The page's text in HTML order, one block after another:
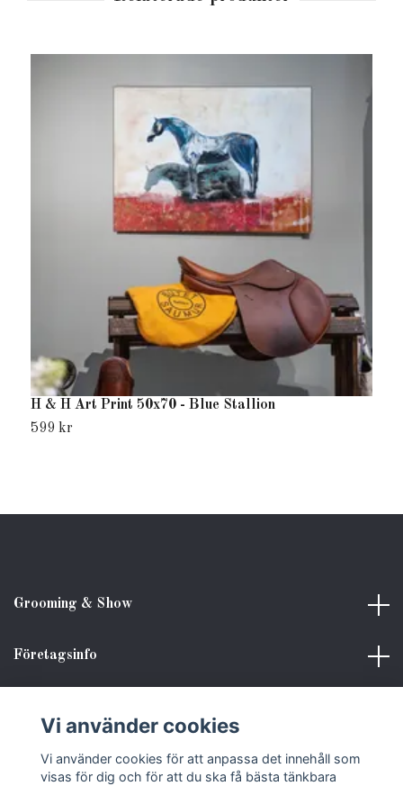
H & H Art Print 50x70 - Blue Stallion
599 kr
Grooming & Show
Företagsinfo
Sociala medier
Vi använder cookies
Vi använder cookies för att anpassa det innehåll som
visas för dig och för att du ska få bästa tänkbara